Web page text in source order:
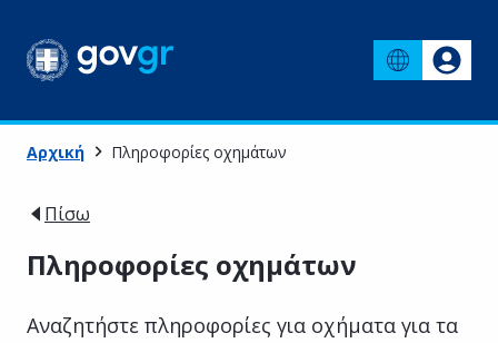
Αρχική Πληροφορίες οχημάτων
Πίσω
Πληροφορίες οχημάτων
Αναζητήστε πληροφορίες για οχήματα για τα